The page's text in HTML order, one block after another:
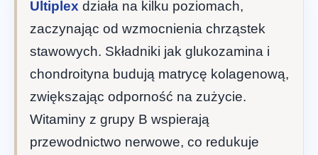
Ultiplex działa na kilku poziomach,
zaczynając od wzmocnienia chrząstek
stawowych. Składniki jak glukozamina i
chondroityna budują matrycę kolagenową,
zwiększając odporność na zużycie.
Witaminy z grupy B wspierają
przewodnictwo nerwowe, co redukuje